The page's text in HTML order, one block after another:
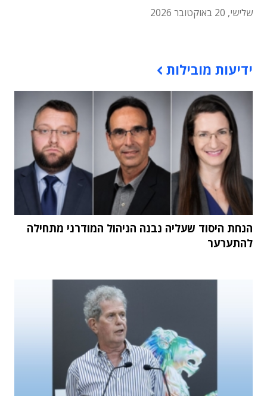
שלישי, 20 באוקטובר 2026
ידיעות מובילות
הנחת היסוד שעליה נבנה הניהול המודרני מתחילה
להתערער